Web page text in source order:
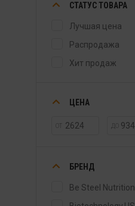
СТАТУС ТОВАРА
Лучшая цена
Распродажа
Хит продаж
ЦЕНА
ДО
БРЕНД
Be Steel Nutrition